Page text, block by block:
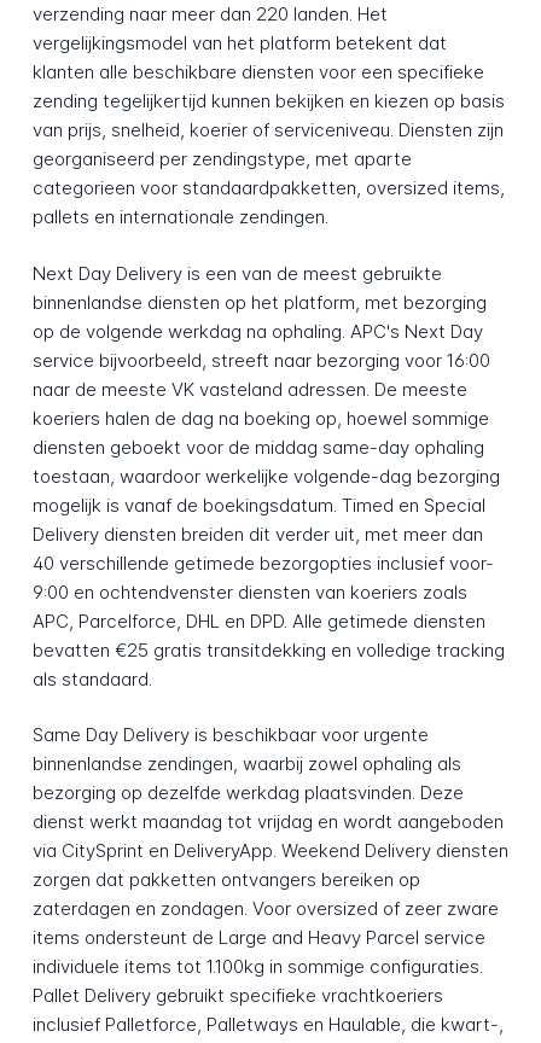
verzending naar meer dan 220 landen. Het
vergelijkingsmodel van het platform betekent dat
klanten alle beschikbare diensten voor een specifieke
zending tegelijkertijd kunnen bekijken en kiezen op basis
van prijs, snelheid, koerier of serviceniveau. Diensten zijn
georganiseerd per zendingstype, met aparte
categorieen voor standaardpakketten, oversized items,
pallets en internationale zendingen.
Next Day Delivery is een van de meest gebruikte
binnenlandse diensten op het platform, met bezorging
op de volgende werkdag na ophaling. APC's Next Day
service bijvoorbeeld, streeft naar bezorging voor 16:00
naar de meeste VK vasteland adressen. De meeste
koeriers halen de dag na boeking op, hoewel sommige
diensten geboekt voor de middag same-day ophaling
toestaan, waardoor werkelijke volgende-dag bezorging
mogelijk is vanaf de boekingsdatum. Timed en Special
Delivery diensten breiden dit verder uit, met meer dan
40 verschillende getimede bezorgopties inclusief voor-
9:00 en ochtendvenster diensten van koeriers zoals
APC, Parcelforce, DHL en DPD. Alle getimede diensten
bevatten €25 gratis transitdekking en volledige tracking
als standaard.
Same Day Delivery is beschikbaar voor urgente
binnenlandse zendingen, waarbij zowel ophaling als
bezorging op dezelfde werkdag plaatsvinden. Deze
dienst werkt maandag tot vrijdag en wordt aangeboden
via CitySprint en DeliveryApp. Weekend Delivery diensten
zorgen dat pakketten ontvangers bereiken op
zaterdagen en zondagen. Voor oversized of zeer zware
items ondersteunt de Large and Heavy Parcel service
individuele items tot 1.100kg in sommige configuraties.
Pallet Delivery gebruikt specifieke vrachtkoeriers
inclusief Palletforce, Palletways en Haulable, die kwart-,